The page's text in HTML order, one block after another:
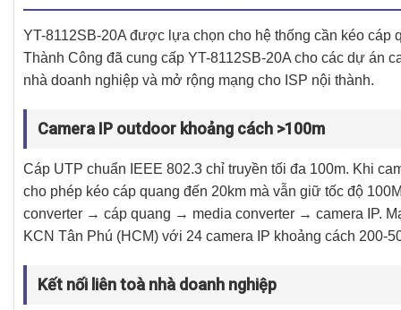
YT-8112SB-20A được lựa chọn cho hệ thống cần kéo cáp
Thành Công đã cung cấp YT-8112SB-20A cho các dự án
nhà doanh nghiệp và mở rộng mạng cho ISP nội thành.
Camera IP outdoor khoảng cách >100m
Cáp UTP chuẩn IEEE 802.3 chỉ truyền tối đa 100m. Khi
cho phép kéo cáp quang đến 20km mà vẫn giữ tốc độ
converter → cáp quang → media converter → camera IP.
KCN Tân Phú (HCM) với 24 camera IP khoảng cách 200-
Kết nối liên toà nhà doanh nghiệp